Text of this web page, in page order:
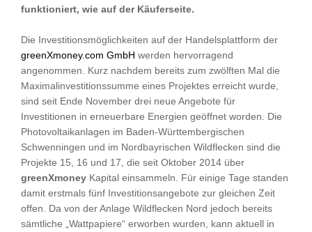
funktioniert, wie auf der Käuferseite.
Die Investitionsmöglichkeiten auf der Handelsplattform der
greenXmoney.com GmbH werden hervorragend
angenommen. Kurz nachdem bereits zum zwölften Mal die
Maximalinvestitionssumme eines Projektes erreicht wurde,
sind seit Ende November drei neue Angebote für
Investitionen in erneuerbare Energien geöffnet worden. Die
Photovoltaikanlagen im Baden-Württembergischen
Schwenningen und im Nordbayrischen Wildflecken sind die
Projekte 15, 16 und 17, die seit Oktober 2014 über
greenXmoney Kapital einsammeln. Für einige Tage standen
damit erstmals fünf Investitionsangebote zur gleichen Zeit
offen. Da von der Anlage Wildflecken Nord jedoch bereits
sämtliche „Wattpapiere“ erworben wurden, kann aktuell in